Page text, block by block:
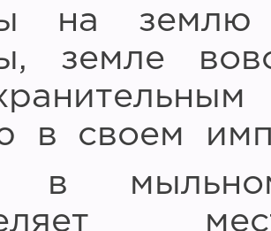
на землю
земле
в своем
в